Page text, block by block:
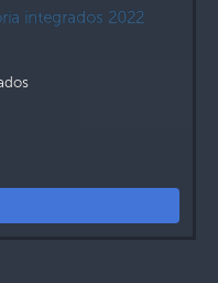
integrados 2022